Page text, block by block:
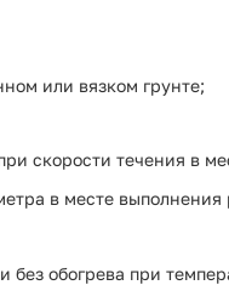
или вязком грунте;
скорости течения в
в месте выполнения
без обогрева при